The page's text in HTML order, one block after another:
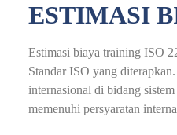
ESTIMASI
Estimasi biaya training ISO
Standar ISO yang
internasional di bidang
memenuhi persyaratan